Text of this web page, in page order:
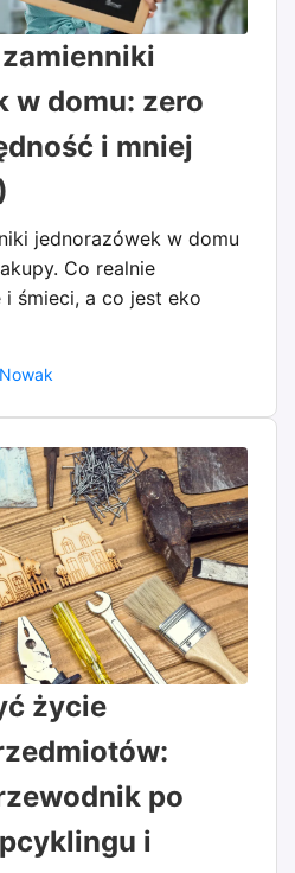
w domu: zero
i mniej
jednorazówek w domu
Co realnie
śmieci, a co jest eko
życie
po
i